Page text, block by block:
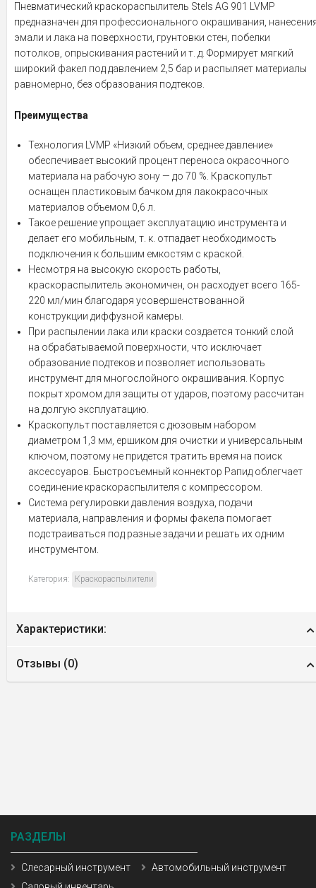
Пневматический краскораспылитель Stels AG 901 LVMP
предназначен для профессионального окрашивания,
эмали и лака на поверхности, грунтовки стен, побелки
потолков, опрыскивания растений и т. д. Формирует мягкий
широкий факел под давлением 2,5 бар и распыляет материалы
равномерно, без образования подтеков.
Преимущества
Технология LVMP «Низкий объем, среднее давление»
обеспечивает высокий процент переноса окрасочного
материала на рабочую зону — до 70 %. Краскопульт
оснащен пластиковым бачком для лакокрасочных
материалов объемом 0,6 л.
Такое решение упрощает эксплуатацию инструмента и
делает его мобильным, т. к. отпадает необходимость
подключения к большим емкостям с краской.
Несмотря на высокую скорость работы,
краскораспылитель экономичен, он расходует всего 165-
220 мл/мин благодаря усовершенствованной
конструкции диффузной камеры.
При распылении лака или краски создается тонкий слой
на обрабатываемой поверхности, что исключает
образование подтеков и позволяет использовать
инструмент для многослойного окрашивания. Корпус
покрыт хромом для защиты от ударов, поэтому рассчитан
на долгую эксплуатацию.
Краскопульт поставляется с дюзовым набором
диаметром 1,3 мм, ершиком для очистки и универсальным
ключом, поэтому не придется тратить время на поиск
аксессуаров. Быстросъемный коннектор Рапид облегчает
соединение краскораспылителя с компрессором.
Система регулировки давления воздуха, подачи
материала, направления и формы факела помогает
подстраиваться под разные задачи и решать их одним
инструментом.
Категория: Краскораспылители
Характеристики:
Отзывы (0)
РАЗДЕЛЫ
Слесарный инструмент
Автомобильный инструмент